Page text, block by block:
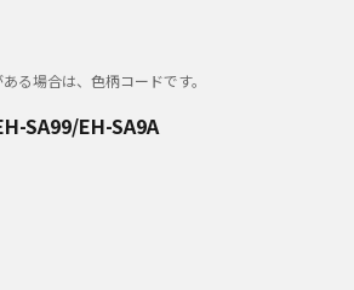
る場合は、色柄コードです。
SA99/EH-SA9A